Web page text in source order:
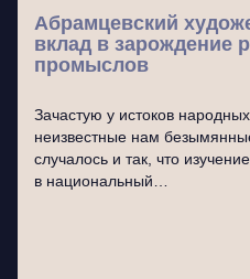
Абрамцевский
вклад в зарождение
промыслов
Зачастую у истоков
неизвестные нам
случалось и так, что
в национальный…